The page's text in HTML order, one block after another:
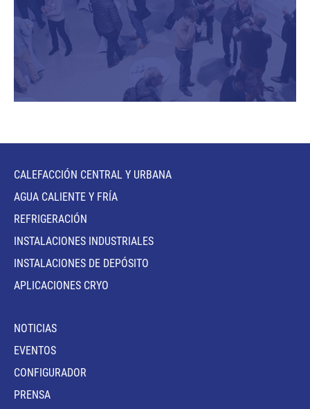
CALEFACCIÓN CENTRAL Y URBANA
AGUA CALIENTE Y FRÍA
REFRIGERACIÓN
INSTALACIONES INDUSTRIALES
INSTALACIONES DE DEPÓSITO
APLICACIONES CRYO
NOTICIAS
EVENTOS
CONFIGURADOR
PRENSA